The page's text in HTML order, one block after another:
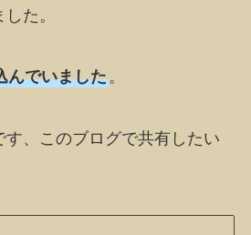
た。
んでいました。
す、このブログで共有したい